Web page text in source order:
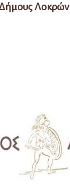
Λοκρών